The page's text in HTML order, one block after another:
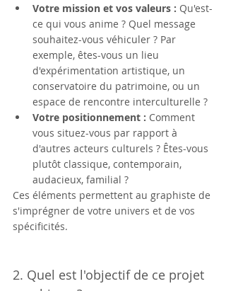
Votre mission et vos valeurs : Qu'est-
ce qui vous anime ? Quel message
souhaitez-vous véhiculer ? Par
exemple, êtes-vous un lieu
d'expérimentation artistique, un
conservatoire du patrimoine, ou un
espace de rencontre interculturelle ?
Votre positionnement : Comment
vous situez-vous par rapport à
d'autres acteurs culturels ? Êtes-vous
plutôt classique, contemporain,
audacieux, familial ?
Ces éléments permettent au graphiste de
s'imprégner de votre univers et de vos
spécificités.
2. Quel est l'objectif de ce projet